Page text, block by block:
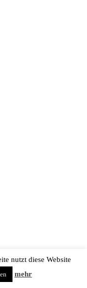
nutzt diese Website
mehr